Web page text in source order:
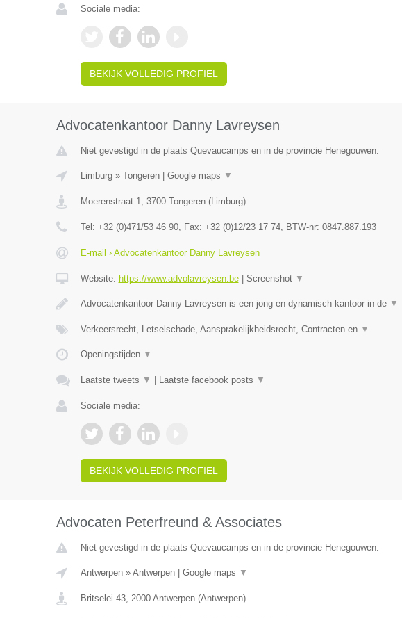
Sociale media:
BEKIJK VOLLEDIG PROFIEL
Advocatenkantoor Danny Lavreysen
Niet gevestigd in de plaats Quevaucamps en in de provincie Henegouwen.
Limburg» Tongeren| Google maps ▼
Moerenstraat 1, 3700 Tongeren(Limburg)
Tel: +32 (0)471/53 46 90, Fax: +32 (0)12/23 17 74, BTW-nr: 0847.887.193
E-mail › Advocatenkantoor Danny Lavreysen
Website: https://www.advolavreysen.be| Screenshot ▼
Advocatenkantoor Danny Lavreysen is een jong en dynamisch kantoor in de ▼
Verkeersrecht, Letselschade, Aansprakelijkheidsrecht, Contracten en ▼
Openingstijden ▼
Laatste tweets ▼ Laatste facebook posts ▼
Sociale media:
BEKIJK VOLLEDIG PROFIEL
Advocaten Peterfreund & Associates
Niet gevestigd in de plaats Quevaucamps en in de provincie Henegouwen.
Antwerpen» Antwerpen| Google maps ▼
Britselei 43, 2000 Antwerpen(Antwerpen)